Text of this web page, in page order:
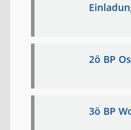
2ö BP
3ö BP